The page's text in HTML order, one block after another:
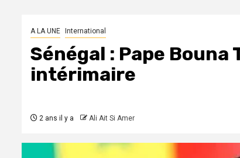
A LA UNE International
Sénégal : Pape
intérimaire
2 ans il y a Ali Ait Si Amer